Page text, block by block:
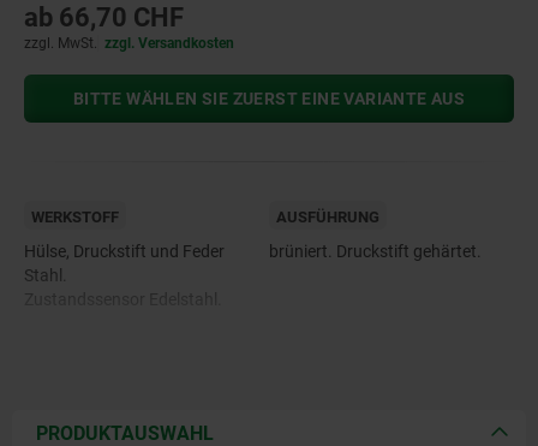
ab 66,70 CHF
zzgl. MwSt. zzgl. Versandkosten
BITTE WÄHLEN SIE ZUERST EINE VARIANTE AUS
WERKSTOFF
Hülse, Druckstift und Feder
Stahl.
AUSFÜHRUNG
brüniert. Druckstift gehärtet.
PRODUKTAUSWAHL